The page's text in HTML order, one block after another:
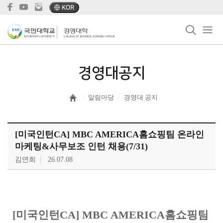
KOR
경영대공지
알림마당 경영대 공지
[미국인턴CA] MBC AMERICA홈쇼핑팀 온라인
마케팅&사무보조 인턴 채용(7/31)
김연희 26.07.08
[미국인턴CA] MBC AMERICA홈쇼핑팀